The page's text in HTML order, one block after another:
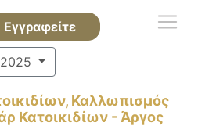
Εγγραφείτε
2025
Καλλωπισμός
Κατοικιδίων - Άργος